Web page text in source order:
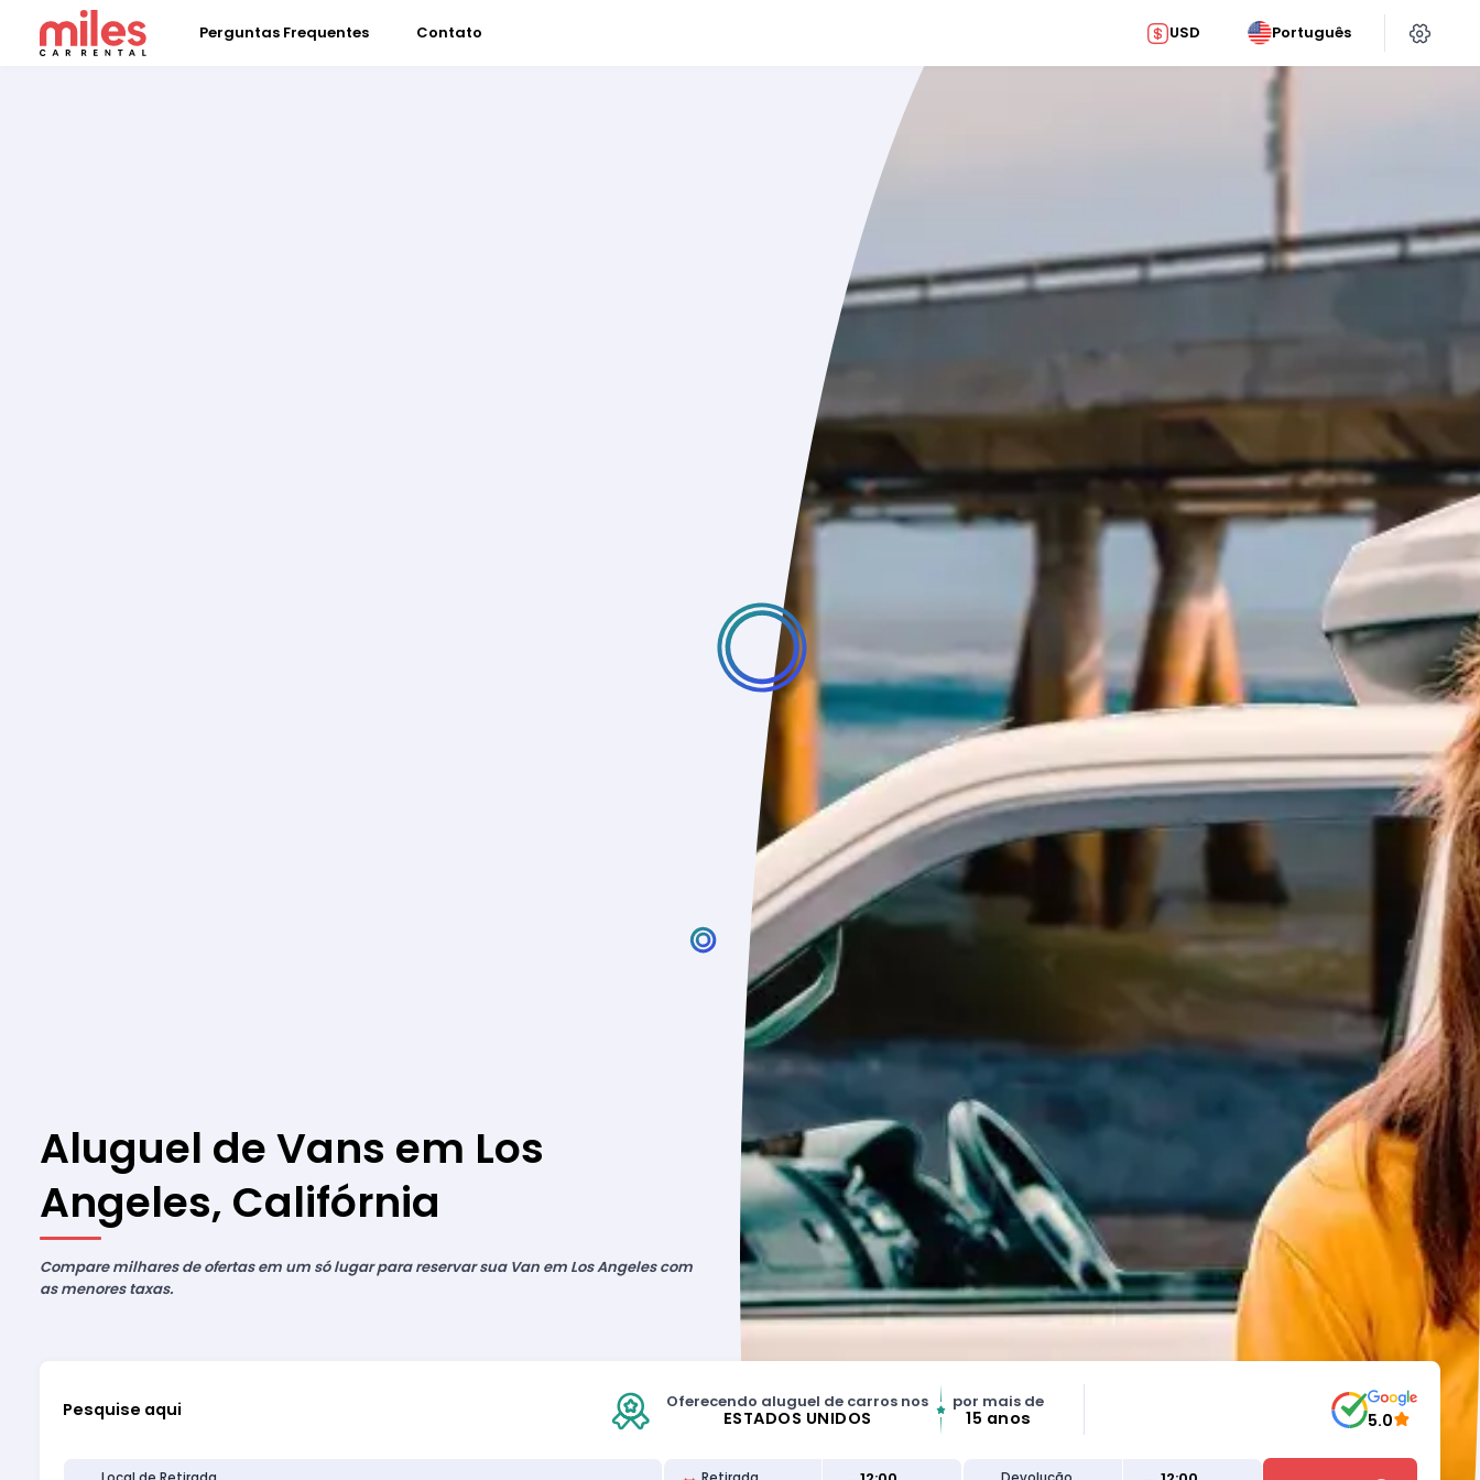
Perguntas Frequentes Contato USD Português
Aluguel de Vans em Los
Angeles, Califórnia
Compare milhares de ofertas em um só lugar para reservar sua Van em Los Angeles com
as menores taxas.
Pesquise aqui Oferecendo aluguel de carros nos
ESTADOS UNIDOS
por mais de
15 anos 5.0